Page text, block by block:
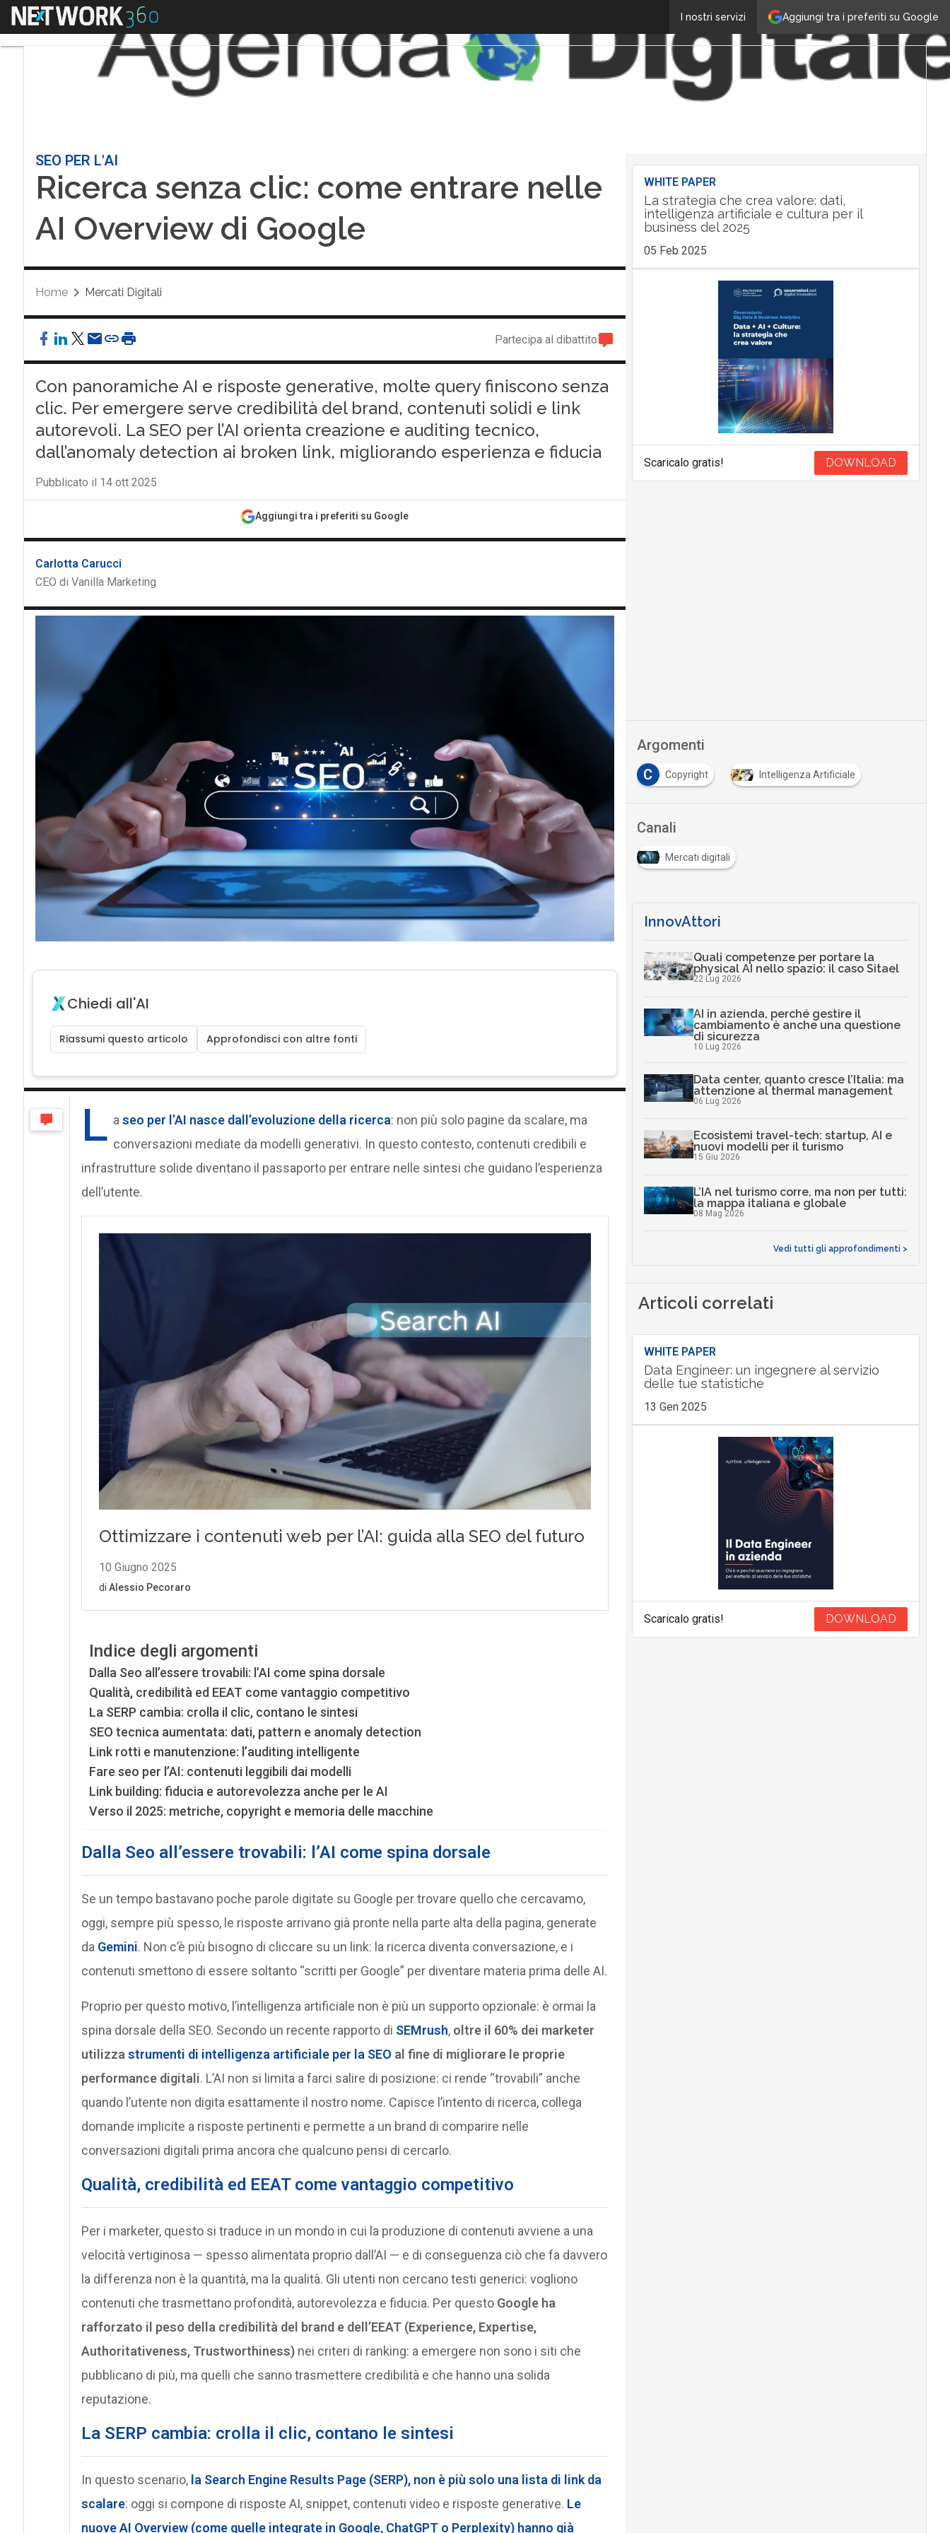
Aggiungi tra i preferiti su Google
I nostri servizi
Menu
SEO PER L'AI
Ricerca senza clic: come entrare nelle
AI Overview di Google
Home Mercati Digitali
Partecipa al dibattito
Con panoramiche AI e risposte generative, molte query finiscono senza
clic. Per emergere serve credibilità del brand, contenuti solidi e link
autorevoli. La SEO per l’AI orienta creazione e auditing tecnico,
dall’anomaly detection ai broken link, migliorando esperienza e fiducia
Pubblicato il 14 ott 2025
Aggiungi tra i preferiti su Google
Carlotta Carucci
CEO di Vanilla Marketing
Chiedi all'AI
Riassumi questo articolo Approfondisci con altre fonti
L a seo per l’AI nasce dall’evoluzione della ricerca: non più solo pagine da scalare, ma
conversazioni mediate da modelli generativi. In questo contesto, contenuti credibili e
infrastrutture solide diventano il passaporto per entrare nelle sintesi che guidano l’esperienza
dell’utente.
Indice degli argomenti
Dalla Seo all’essere trovabili: l’AI come spina dorsale
Qualità, credibilità ed EEAT come vantaggio competitivo
La SERP cambia: crolla il clic, contano le sintesi
SEO tecnica aumentata: dati, pattern e anomaly detection
Link rotti e manutenzione: l’auditing intelligente
Fare seo per l’AI: contenuti leggibili dai modelli
Link building: fiducia e autorevolezza anche per le AI
Verso il 2025: metriche, copyright e memoria delle macchine
Dalla Seo all’essere trovabili: l’AI come spina dorsale
Se un tempo bastavano poche parole digitate su Google per trovare quello che cercavamo,
oggi, sempre più spesso, le risposte arrivano già pronte nella parte alta della pagina, generate
da Gemini. Non c’è più bisogno di cliccare su un link: la ricerca diventa conversazione, e i
contenuti smettono di essere soltanto “scritti per Google” per diventare materia prima delle AI.
Proprio per questo motivo, l’intelligenza artificiale non è più un supporto opzionale: è ormai la
spina dorsale della SEO. Secondo un recente rapporto di SEMrush, oltre il 60% dei marketer
utilizza strumenti di intelligenza artificiale per la SEO al fine di migliorare le proprie
performance digitali. L’AI non si limita a farci salire di posizione: ci rende “trovabili” anche
quando l’utente non digita esattamente il nostro nome. Capisce l’intento di ricerca, collega
domande implicite a risposte pertinenti e permette a un brand di comparire nelle
conversazioni digitali prima ancora che qualcuno pensi di cercarlo.
Qualità, credibilità ed EEAT come vantaggio competitivo
Per i marketer, questo si traduce in un mondo in cui la produzione di contenuti avviene a una
velocità vertiginosa — spesso alimentata proprio dall’AI — e di conseguenza ciò che fa davvero
la differenza non è la quantità, ma la qualità. Gli utenti non cercano testi generici: vogliono
contenuti che trasmettano profondità, autorevolezza e fiducia. Per questo Google ha
rafforzato il peso della credibilità del brand e dell’EEAT (Experience, Expertise,
Authoritativeness, Trustworthiness) nei criteri di ranking: a emergere non sono i siti che
pubblicano di più, ma quelli che sanno trasmettere credibilità e che hanno una solida
reputazione.
La SERP cambia: crolla il clic, contano le sintesi
In questo scenario, la Search Engine Results Page (SERP), non è più solo una lista di link da
scalare: oggi si compone di risposte AI, snippet, contenuti video e risposte generative. Le
nuove AI Overview (come quelle integrate in Google, ChatGPT o Perplexity) hanno già
WHITE PAPER
La strategia che crea valore: dati,
intelligenza artificiale e cultura per il
business del 2025
05 Feb 2025
Scaricalo gratis! DOWNLOAD
Argomenti
C
Copyright Intelligenza Artificiale
Canali
Mercati digitali
InnovAttori
Quali competenze per portare la
physical AI nello spazio: il caso Sitael
22 Lug 2026
AI in azienda, perché gestire il
cambiamento è anche una questione
di sicurezza
10 Lug 2026
Data center, quanto cresce l’Italia: ma
attenzione al thermal management
06 Lug 2026
Ecosistemi travel-tech: startup, AI e
nuovi modelli per il turismo
15 Giu 2026
L’IA nel turismo corre, ma non per tutti:
la mappa italiana e globale
08 Mag 2026
Vedi tutti gli approfondimenti >
Articoli correlati
WHITE PAPER
Data Engineer: un ingegnere al servizio
delle tue statistiche
13 Gen 2025
Scaricalo gratis! DOWNLOAD